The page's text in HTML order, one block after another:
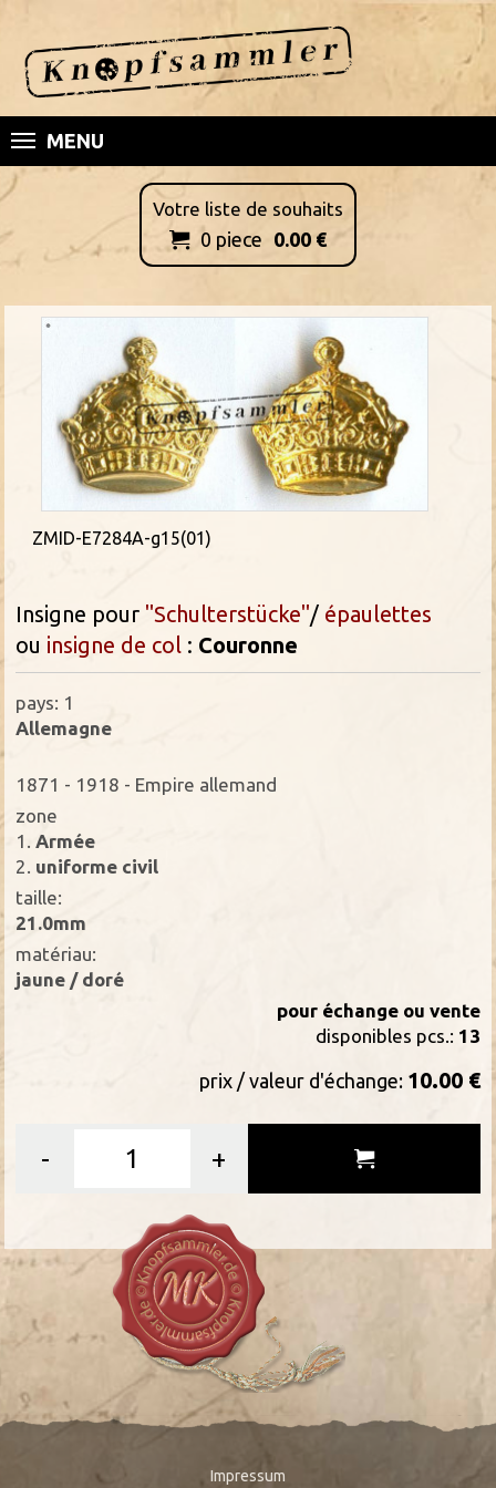
MENU
Votre liste de souhaits
 0 piece 0.00 €
ZMID-E7284A-g15(01)
Insigne pour "Schulterstücke"/ épaulettes
ou insigne de col : Couronne
pays: 1
Allemagne
1871 - 1918 - Empire allemand
zone
1.
Armée
2. uniforme civil
taille:
21.0mm
matériau:
jaune / doré
pour échange ou vente
disponibles pcs.: 13
prix / valeur d'échange: 10.00 €
- +
Impressum